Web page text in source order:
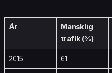
År
Mänsklig
trafik (%)
2015 61